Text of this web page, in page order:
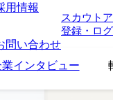
用情報
問い合わせ
スカウト
登録・ロ
業インタビュー